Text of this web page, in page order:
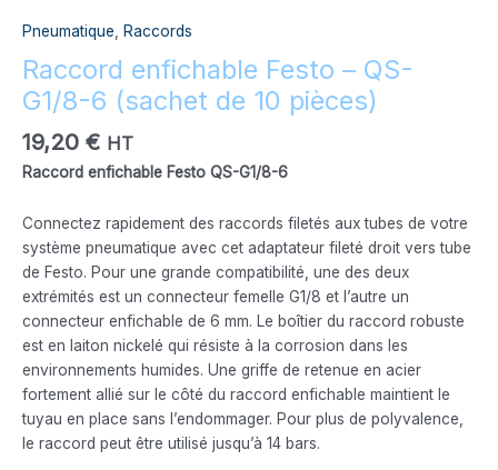
Pneumatique, Raccords
Raccord enfichable Festo – QS-
G1/8-6 (sachet de 10 pièces)
19,20 € HT
Raccord enfichable Festo QS-G1/8-6
Connectez rapidement des raccords filetés aux tubes de votre
système pneumatique avec cet adaptateur fileté droit vers tube
de Festo. Pour une grande compatibilité, une des deux
extrémités est un connecteur femelle G1/8 et l’autre un
connecteur enfichable de 6 mm. Le boîtier du raccord robuste
est en laiton nickelé qui résiste à la corrosion dans les
environnements humides. Une griffe de retenue en acier
fortement allié sur le côté du raccord enfichable maintient le
tuyau en place sans l’endommager. Pour plus de polyvalence,
le raccord peut être utilisé jusqu’à 14 bars.